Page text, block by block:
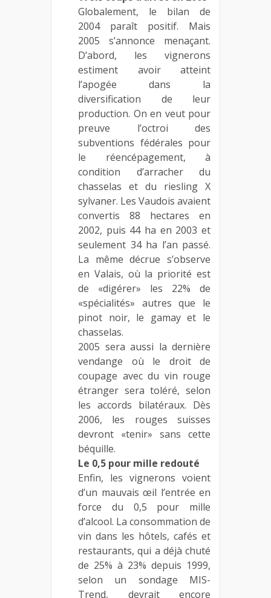
Globalement, le bilan de
2004 paraît positif. Mais
2005 s’annonce menaçant.
D’abord, les vignerons
estiment avoir atteint
l’apogée dans la
diversification de leur
production. On en veut pour
preuve l’octroi des
subventions fédérales pour
le réencépagement, à
condition d’arracher du
chasselas et du riesling X
sylvaner. Les Vaudois avaient
convertis 88 hectares en
2002, puis 44 ha en 2003 et
seulement 34 ha l’an passé.
La même décrue s’observe
en Valais, où la priorité est
de «digérer» les 22% de
«spécialités» autres que le
pinot noir, le gamay et le
chasselas.
2005 sera aussi la dernière
vendange où le droit de
coupage avec du vin rouge
étranger sera toléré, selon
les accords bilatéraux. Dès
2006, les rouges suisses
devront «tenir» sans cette
béquille.
Le 0,5 pour mille redouté
Enfin, les vignerons voient
d’un mauvais œil l’entrée en
force du 0,5 pour mille
d’alcool. La consommation de
vin dans les hôtels, cafés et
restaurants, qui a déjà chuté
de 25% à 23% depuis 1999,
selon un sondage MIS-
Trend, devrait encore